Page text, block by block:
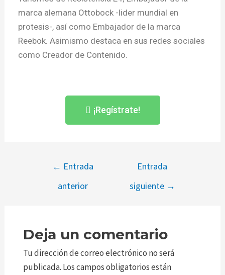
marca alemana Ottobock -lider mundial en
protesis-, así como Embajador de la marca
Reebok. Asimismo destaca en sus redes sociales
como Creador de Contenido.
¡Regístrate!
← Entrada
anterior
Entrada
siguiente →
Deja un comentario
Tu dirección de correo electrónico no será
publicada. Los campos obligatorios están